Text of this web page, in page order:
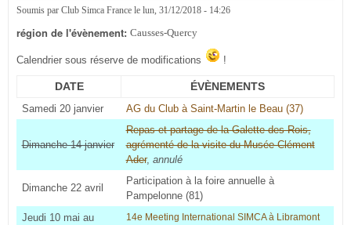
Soumis par Club Simca France le lun, 31/12/2018 - 14:26
région de l'évènement: Causses-Quercy
Calendrier sous réserve de modifications !
DATE ÉVÈNEMENTS
Samedi 20 janvier AG du Club à Saint-Martin le Beau (37)
Dimanche 14 janvier
Repas et partage de la Galette des Rois,
agrémenté de la visite du Musée Clément
Ader, annulé
Dimanche 22 avril
Participation à la foire annuelle à
Pampelonne (81)
Jeudi 10 mai au
14e Meeting International SIMCA à Libramont